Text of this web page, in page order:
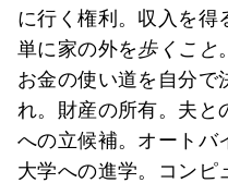
に行く権利。収入を得
単に家の外を歩くこと
お金の使い道を自分で
れ。財産の所有。夫と
への立候補。オートバ
大学への進学。コンピ